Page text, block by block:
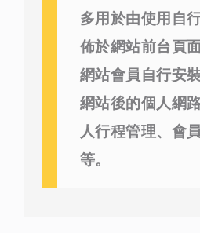
多用於由使用自
佈於網站前台頁
網站會員自行安
網站後的個人網
人行程管理、會
等。